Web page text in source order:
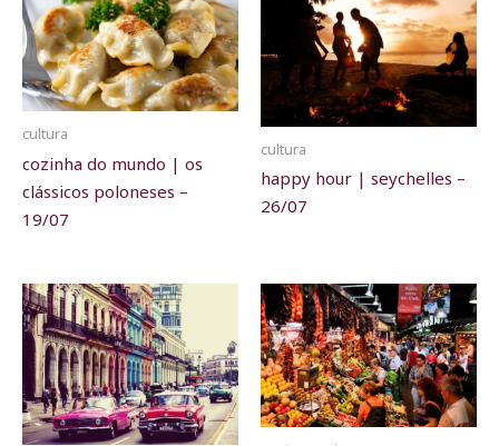
cultura
cozinha do mundo | os
clássicos poloneses –
19/07
cultura
happy hour | seychelles –
26/07